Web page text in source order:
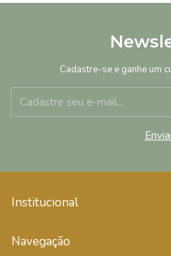
Cadastre-se e ganhe um
Institucional
Navegação